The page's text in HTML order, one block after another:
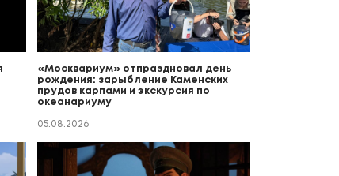
«Москвариум» отпраздновал день
рождения: зарыбление Каменских
прудов карпами и экскурсия по
океанариуму
05.08.2026